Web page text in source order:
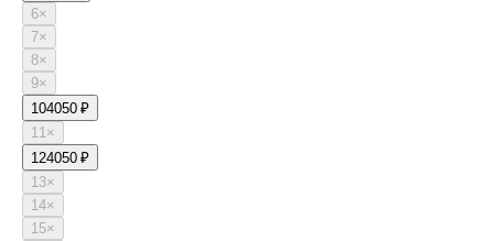
6×
7×
8×
9×
104050 ₽
11×
124050 ₽
13×
14×
15×